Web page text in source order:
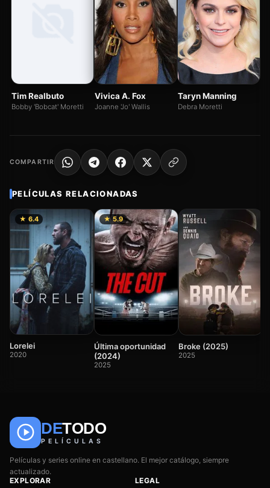
Tim Realbuto
Bobby 'Bobcat' Moretti
Vivica A. Fox
Joanne 'Jo' Wallis
Taryn Manning
Debra Moretti
COMPARTIR
PELÍCULAS RELACIONADAS
★ 6.4
Lorelei
2020
★ 5.9
Última oportunidad
(2024)
2025
Broke (2025)
2025
DETODO
PELÍCULAS
Películas y series online en castellano. El mejor catálogo, siempre
actualizado.
EXPLORAR
LEGAL
🎬
Películas